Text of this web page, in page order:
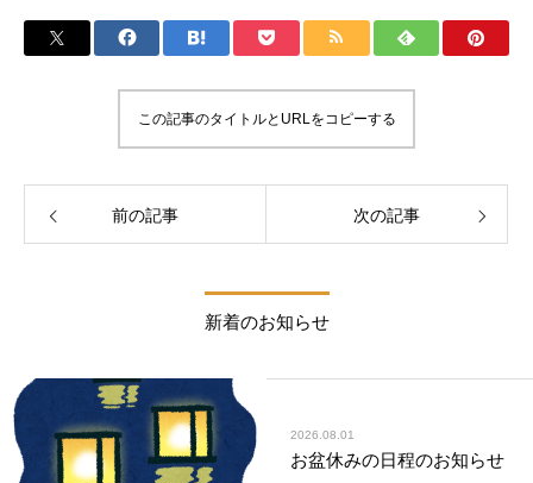
この記事のタイトルとURLをコピーする
前の記事 次の記事
新着のお知らせ
2026.08.01
お盆休みの日程のお知らせ